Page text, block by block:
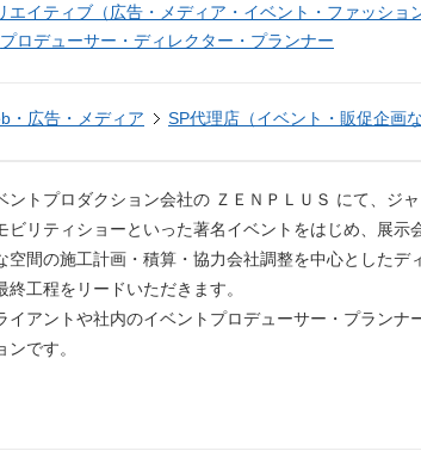
エイティブ（広告・メディア・イベント・ファッション
プロデューサー・ディレクター・プランナー
・広告・メディア SP代理店（イベント・販促企画な
ントプロダクション会社の ＺＥＮＰＬＵＳ にて、ジ
ビリティショーといった著名イベントをはじめ、展
空間の施工計画・積算・協力会社調整を中心としたデ
終工程をリードいただきます。
イアントや社内のイベントプロデューサー・プランナ
ンです。